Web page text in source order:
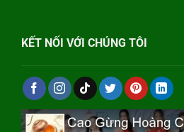
KẾT NỐI VỚI CHÚNG TÔI